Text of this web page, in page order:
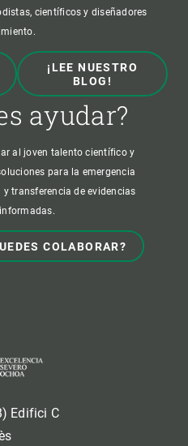
científicos y diseñadores
¡LEE NUESTRO
BLOG!
ayudar?
al joven talento científico y
para la emergencia
transferencia de evidencias
COLABORAR?
Edifici C